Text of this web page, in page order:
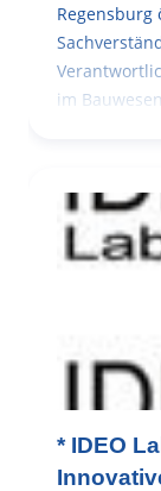
im Bauwesen
* IDEO